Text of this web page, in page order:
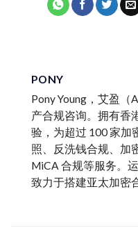
PONY
Pony Young，艾盈
产合规咨询。拥有香
验，为超过 100 家加
照、反洗钱合规、加
MiCA 合规等服务。
致力于搭建亚太加密